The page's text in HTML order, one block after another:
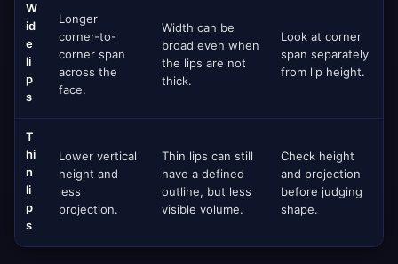
W
id
e
li
p
s
Longer
corner-to-
corner span
across the
face.
Width can be
broad even when
the lips are not
thick.
Look at corner
span separately
from lip height.
T
hi
n
li
p
s
Lower vertical
height and
less
projection.
Thin lips can still
have a defined
outline, but less
visible volume.
Check height
and projection
before judging
shape.